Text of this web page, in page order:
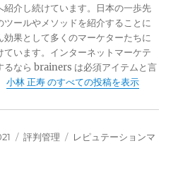
紹介し続けています。日本の一歩先
ツールやメソッドを紹介することに
効果として多くのマーケターたちに
ています。インターネットマーケテ
るなら brainers は必須アイテムと言
小林 正寿 のすべての投稿を表示
カ
評判管理
タ
レピュテーションマ